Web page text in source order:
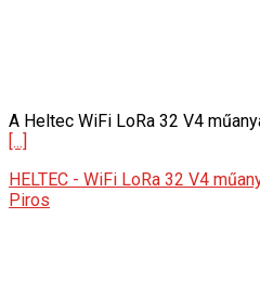
A Heltec WiFi LoRa 32 V4
[...]
HELTEC - WiFi LoRa 32 V4
Piros